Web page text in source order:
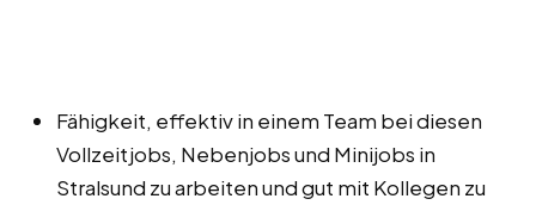
Fähigkeit, effektiv in einem Team bei diesen
Vollzeitjobs, Nebenjobs und Minijobs in
Stralsund zu arbeiten und gut mit Kollegen zu